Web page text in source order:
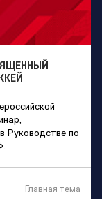
Руководстве по
Главная тема